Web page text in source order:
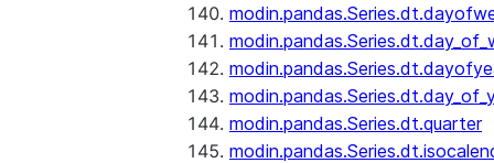
modin.pandas.Series.dt.quarter